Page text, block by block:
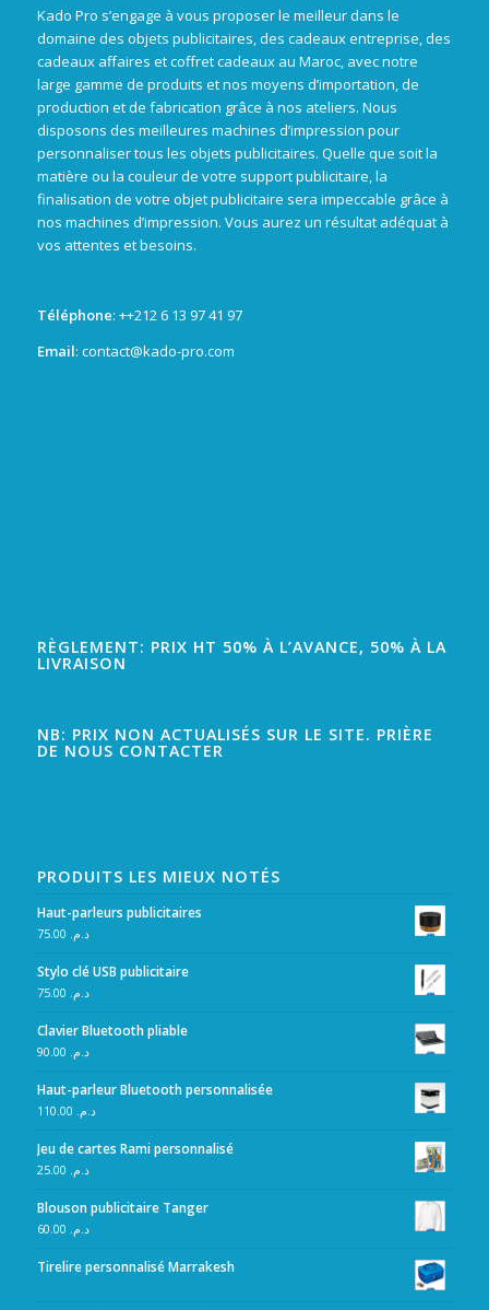
Kado Pro s’engage à vous proposer le meilleur dans le
domaine des objets publicitaires, des cadeaux entreprise, des
cadeaux affaires et coffret cadeaux au Maroc, avec notre
large gamme de produits et nos moyens d’importation, de
production et de fabrication grâce à nos ateliers. Nous
disposons des meilleures machines d’impression pour
personnaliser tous les objets publicitaires. Quelle que soit la
matière ou la couleur de votre support publicitaire, la
finalisation de votre objet publicitaire sera impeccable grâce à
nos machines d’impression. Vous aurez un résultat adéquat à
vos attentes et besoins.
Téléphone: ++212 6 13 97 41 97
Email: contact@kado-pro.com
RÈGLEMENT: PRIX HT 50% À L’AVANCE, 50% À LA
LIVRAISON
NB: PRIX NON ACTUALISÉS SUR LE SITE. PRIÈRE
DE NOUS CONTACTER
PRODUITS LES MIEUX NOTÉS
Haut-parleurs publicitaires
د.م.
Stylo clé USB publicitaire
د.م.
Clavier Bluetooth pliable
د.م.
Haut-parleur Bluetooth personnalisée
د.م.
Jeu de cartes Rami personnalisé
د.م.
Blouson publicitaire Tanger
د.م.
Tirelire personnalisé Marrakesh